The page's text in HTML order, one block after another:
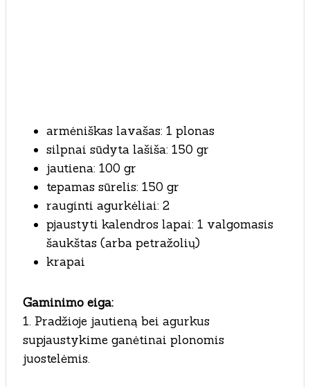
armėniškas lavašas: 1 plonas
silpnai sūdyta lašiša: 150 gr
jautiena: 100 gr
tepamas sūrelis: 150 gr
rauginti agurkėliai: 2
pjaustyti kalendros lapai: 1 valgomasis
šaukštas (arba petražolių)
krapai
Gaminimo eiga:
1. Pradžioje jautieną bei agurkus
supjaustykime ganėtinai plonomis
juostelėmis.